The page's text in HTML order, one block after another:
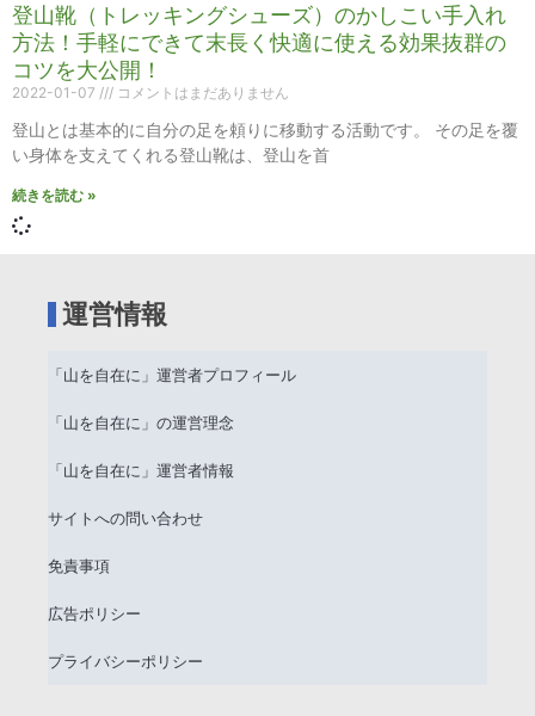
登山靴（トレッキングシューズ）のかしこい手入れ
方法！手軽にできて末長く快適に使える効果抜群の
コツを大公開！
2022-01-07 コメントはまだありません
登山とは基本的に自分の足を頼りに移動する活動です。 その足を覆
い身体を支えてくれる登山靴は、登山を首
続きを読む »
運営情報
「山を自在に」運営者プロフィール
「山を自在に」の運営理念
「山を自在に」運営者情報
サイトへの問い合わせ
免責事項
広告ポリシー
プライバシーポリシー